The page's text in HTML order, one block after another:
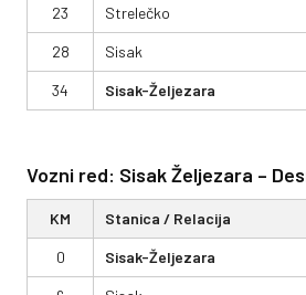
23 Strelečko
28 Sisak
34 Sisak-Željezara
Vozni red: Sisak Željezara –
KM Stanica / Relacija
0 Sisak-Željezara